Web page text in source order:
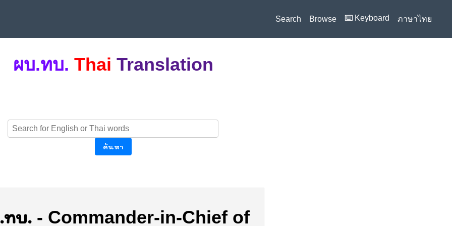
Search Browse ⌨️ Keyboard ภาษาไทย
ผบ.ทบ. Thai Translation
ค้นหา
บ.- Commander-in-Chief of